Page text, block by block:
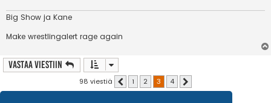
Big Show ja Kane
Make wrestlingalert rage again
Vastaa Viestiin
98 viestiä Edellinen
1 2 3 4